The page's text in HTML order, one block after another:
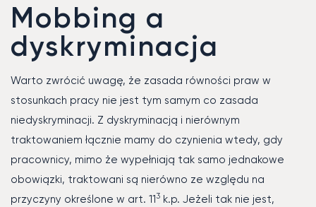
Mobbing a
dyskryminacja
Warto zwrócić uwagę, że zasada równości praw w
stosunkach pracy nie jest tym samym co zasada
niedyskryminacji. Z dyskryminacją i nierównym
traktowaniem łącznie mamy do czynienia wtedy, gdy
pracownicy, mimo że wypełniają tak samo jednakowe
obowiązki, traktowani są nierówno ze względu na
przyczyny określone w art. 113 k.p. Jeżeli tak nie jest,